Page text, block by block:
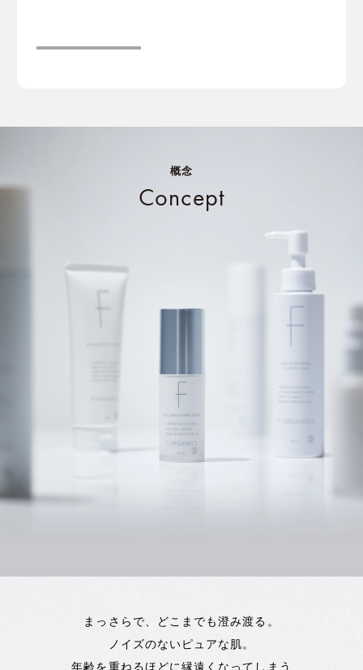
概念
Concept
まっさらで、どこまでも澄み渡る。
ノイズのないピュアな肌。
年齢を重ねるほどに縁遠くなってしまう